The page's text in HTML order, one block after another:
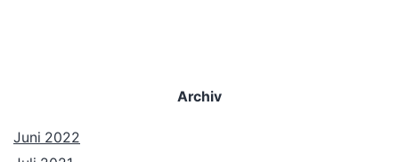
Archiv
Juni 2022